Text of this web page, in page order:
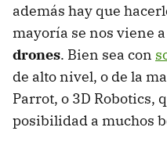
además hay que
mayoría se nos viene
drones. Bien sea con
de alto nivel, o de la
Parrot, o 3D Robotics,
posibilidad a muchos